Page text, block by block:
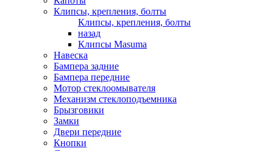
Клипсы, крепления, болты
Клипсы, крепления, болты
назад
Клипсы Masuma
Навеска
Бампера задние
Бампера передние
Мотор стеклоомывателя
Механизм стеклоподъемника
Брызговики
Замки
Двери передние
Кнопки